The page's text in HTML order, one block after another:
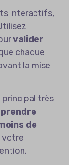
interactifs,
valider
chaque
la mise
principal très
de
votre